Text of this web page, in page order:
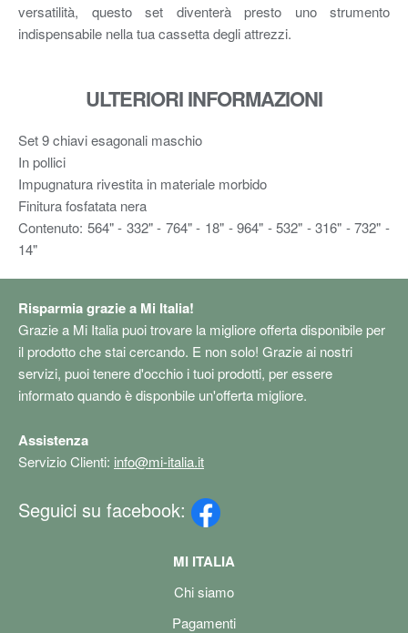
versatilità, questo set diventerà presto uno strumento
indispensabile nella tua cassetta degli attrezzi.
ULTERIORI INFORMAZIONI
Set 9 chiavi esagonali maschio
In pollici
Impugnatura rivestita in materiale morbido
Finitura fosfatata nera
Contenuto: 564" - 332" - 764" - 18" - 964" - 532" - 316" - 732" -
14"
Risparmia grazie a Mi Italia!
Grazie a Mi Italia puoi trovare la migliore offerta disponibile per
il prodotto che stai cercando. E non solo! Grazie ai nostri
servizi, puoi tenere d'occhio i tuoi prodotti, per essere
informato quando è disponbile un'offerta migliore.
Assistenza
Servizio Clienti: info@mi-italia.it
Seguici su facebook:
MI ITALIA
Chi siamo
Pagamenti